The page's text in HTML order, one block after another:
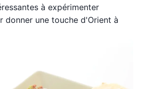
à expérimenter
donner une touche d'Orient à